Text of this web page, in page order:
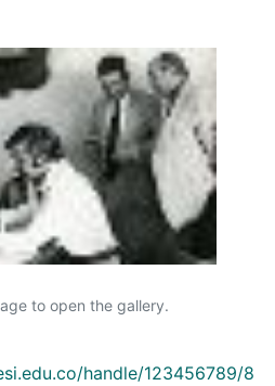
to open the gallery.
handle/123456789/8